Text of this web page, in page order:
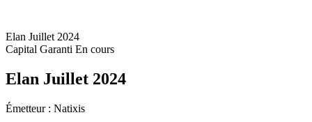
Elan Juillet 2024
Capital Garanti En cours
Elan Juillet 2024
Émetteur : Natixis